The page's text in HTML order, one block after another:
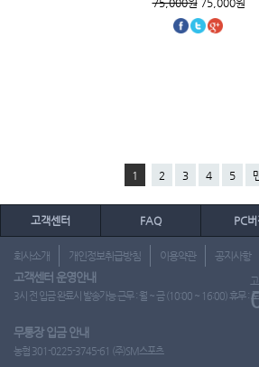
1 2 3 4 5
고객센터 FAQ PC버
회사소개 개인정보취급방침 이용약관 공지사항
고객센터 운영안내
3시 전 입금 완료시 발송가능 근무 : 월 ~ 금 (10:00 ~ 16:00) 휴무 :
무통장 입금 안내
농협 301-0225-3745-61 (주)SM스포츠